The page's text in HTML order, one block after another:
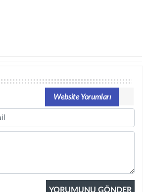
Website Yorumları